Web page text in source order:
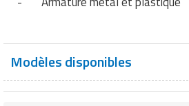
Matériel de musculation
Vêtement sportif
Sautause professionnelle
Table de cuisson professionnelle
Modèles disponibles